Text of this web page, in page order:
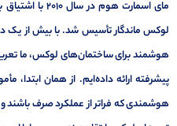
مای اسمارت
لوکس ماندگار تأسیس شد. با بیش از
هوشمند برای ساختمان‌های لوکس، ما
پیشرفته ارائه داده‌ایم. از همان
هوشمندی که فراتر از عملکرد صرف باشند و